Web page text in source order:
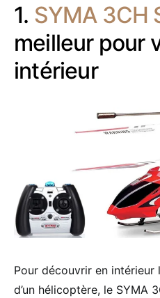
1. SYMA 3CH
meilleur pour
intérieur
Pour découvrir en intérieur
d’un hélicoptère, le SYMA